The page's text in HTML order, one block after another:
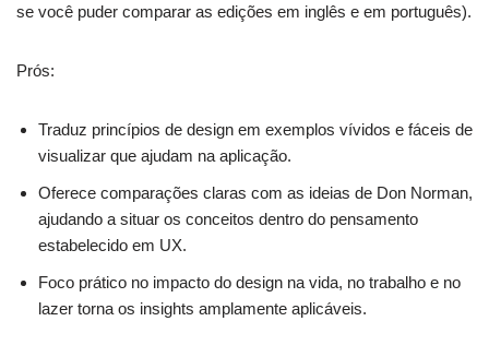
se você puder comparar as edições em inglês e em português).
Prós:
Traduz princípios de design em exemplos vívidos e fáceis de
visualizar que ajudam na aplicação.
Oferece comparações claras com as ideias de Don Norman,
ajudando a situar os conceitos dentro do pensamento
estabelecido em UX.
Foco prático no impacto do design na vida, no trabalho e no
lazer torna os insights amplamente aplicáveis.